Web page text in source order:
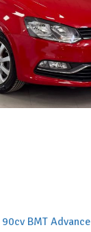
BMT Advance